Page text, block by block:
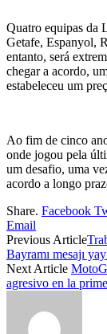
Quatro equipas da
Getafe, Espanyol,
entanto, será
chegar a acordo,
estabeleceu um
Ao fim de cinco
onde jogou pela
um desafio, uma
acordo a longo
Share. Facebook
Email
Previous Article
Bayramı mesajı
Next Article
agresivo en la